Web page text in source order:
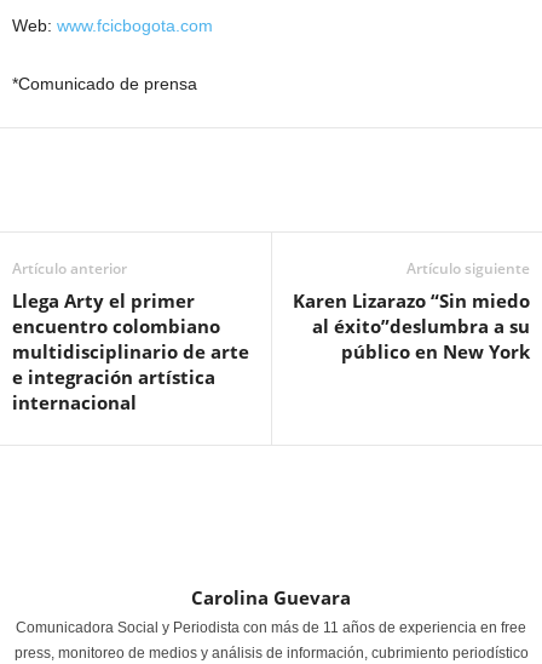
Web: www.fcicbogota.com
*Comunicado de prensa
Artículo anterior
Llega Arty el primer
encuentro colombiano
multidisciplinario de arte
e integración artística
internacional
Artículo siguiente
Karen Lizarazo “Sin miedo
al éxito”deslumbra a su
público en New York
Carolina Guevara
Comunicadora Social y Periodista con más de 11 años de experiencia en free
press, monitoreo de medios y análisis de información, cubrimiento periodístico